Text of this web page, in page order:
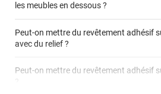
revêtement adhésif sur un plan de
les meubles en dessous ?
Peut-on mettre du revêtement adhésif
avec du relief ?
Peut-on mettre du revêtement adhésif